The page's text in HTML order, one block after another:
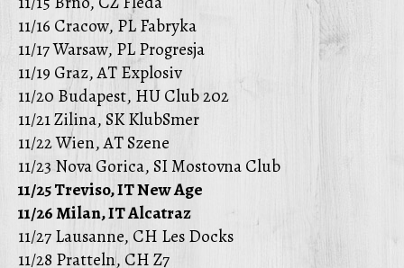
11/16 Cracow, PL Fabryka
11/17 Warsaw, PL Progresja
11/19 Graz, AT Explosiv
11/20 Budapest, HU Club 202
11/21 Zilina, SK KlubSmer
11/22 Wien, AT Szene
11/23 Nova Gorica, SI Mostovna Club
11/25 Treviso, IT New Age
11/26 Milan, IT Alcatraz
11/27 Lausanne, CH Les Docks
11/28 Pratteln, CH Z7